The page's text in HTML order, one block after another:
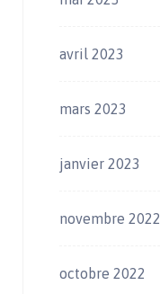
avril 2023
mars 2023
janvier 2023
novembre 2022
octobre 2022